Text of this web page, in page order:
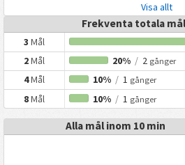
Visa allt
Frekventa totala
3Mål
2Mål 20% /2 gånger
4Mål 10% /1 gånger
8Mål 10% /1 gånger
Alla mål inom 10 min